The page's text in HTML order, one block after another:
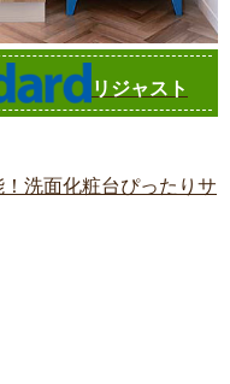
リジャスト
洗面化粧台ぴったりサ